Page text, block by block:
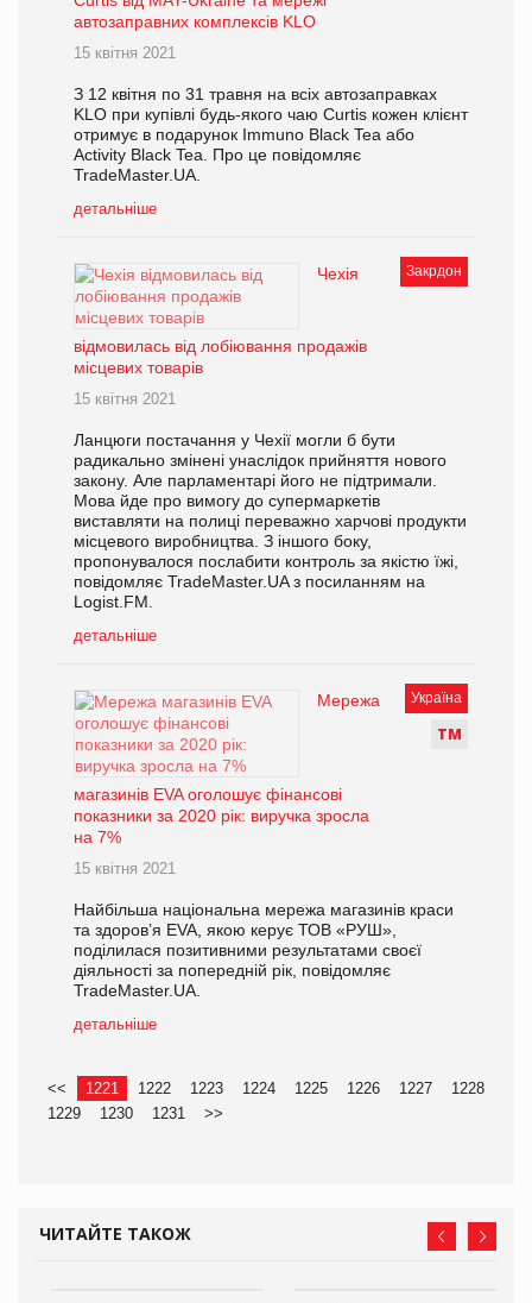
автозаправних комплексів KLO
15 квітня 2021
З 12 квітня по 31 травня на всіх автозаправках
KLO при купівлі будь-якого чаю Curtis кожен клієнт
отримує в подарунок Immuno Black Tea або
Activity Black Tea. Про це повідомляє
TradeMaster.UA.
детальніше
Закрдон
Чехія
відмовилась від лобіювання продажів
місцевих товарів
15 квітня 2021
Ланцюги постачання у Чехії могли б бути
радикально змінені унаслідок прийняття нового
закону. Але парламентарі його не підтримали.
Мова йде про вимогу до супермаркетів
виставляти на полиці переважно харчові продукти
місцевого виробництва. З іншого боку,
пропонувалося послабити контроль за якістю їжі,
повідомляє TradeMaster.UA з посиланням на
Logist.FM.
детальніше
Україна
ТМ
Мережа
магазинів EVA оголошує фінансові
показники за 2020 рік: виручка зросла
на 7%
15 квітня 2021
Найбільша національна мережа магазинів краси
та здоров’я EVA, якою керує ТОВ «РУШ»,
поділилася позитивними результатами своєї
діяльності за попередній рік, повідомляє
TradeMaster.UA.
детальніше
<< 1221 1222 1223 1224 1225 1226 1227
1228
1229
1230 1231 >>
ЧИТАЙТЕ ТАКОЖ